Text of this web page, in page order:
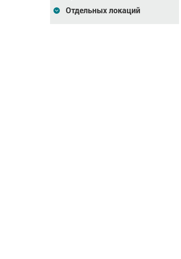
Отдельных локаций